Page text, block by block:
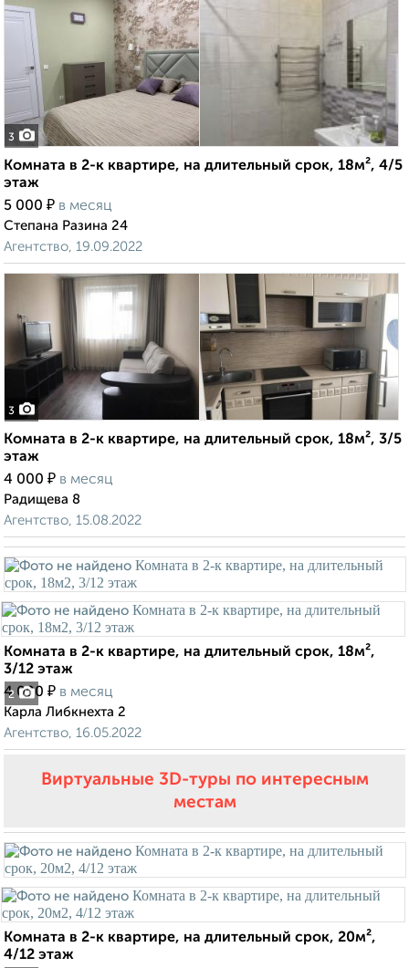
3
Комната в 2-к квартире, на длительный срок, 18м², 4/5
этаж
5 000 ₽ в месяц
Степана Разина 24
Агентство, 19.09.2022
3
Комната в 2-к квартире, на длительный срок, 18м², 3/5
этаж
4 000 ₽ в месяц
Радищева 8
Агентство, 15.08.2022
2
Комната в 2-к квартире, на длительный срок, 18м²,
3/12 этаж
4 000 ₽ в месяц
Карла Либкнехта 2
Агентство, 16.05.2022
Виртуальные 3D-туры по интересным
местам
Комната в 2-к квартире, на длительный срок, 20м²,
4/12 этаж